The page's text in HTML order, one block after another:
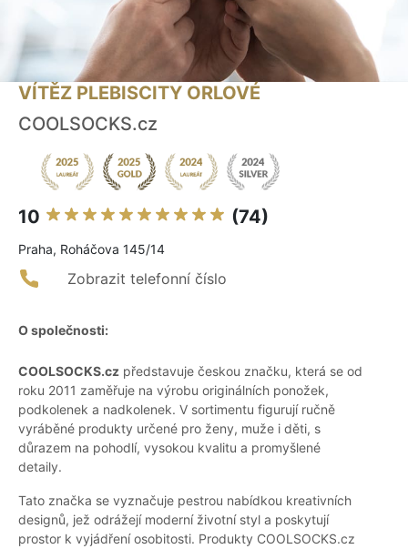
VÍTĚZ PLEBISCITY ORLOVÉ
COOLSOCKS.cz
10 (74)
Praha, Roháčova 145/14
Zobrazit telefonní číslo
O společnosti:
COOLSOCKS.cz představuje českou značku, která se od
roku 2011 zaměřuje na výrobu originálních ponožek,
podkolenek a nadkolenek. V sortimentu figurují ručně
vyráběné produkty určené pro ženy, muže i děti, s
důrazem na pohodlí, vysokou kvalitu a promyšlené
detaily.
Tato značka se vyznačuje pestrou nabídkou kreativních
designů, jež odrážejí moderní životní styl a poskytují
prostor k vyjádření osobitosti. Produkty COOLSOCKS.cz